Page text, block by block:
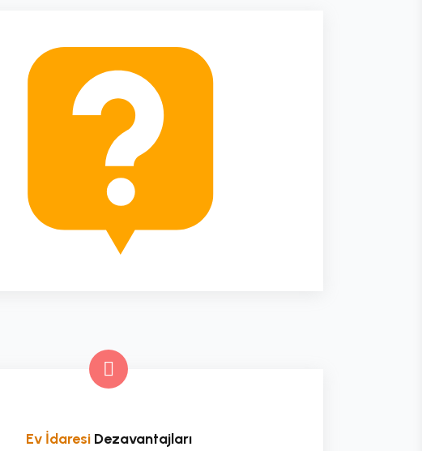
Ev İdaresiDezavantajları